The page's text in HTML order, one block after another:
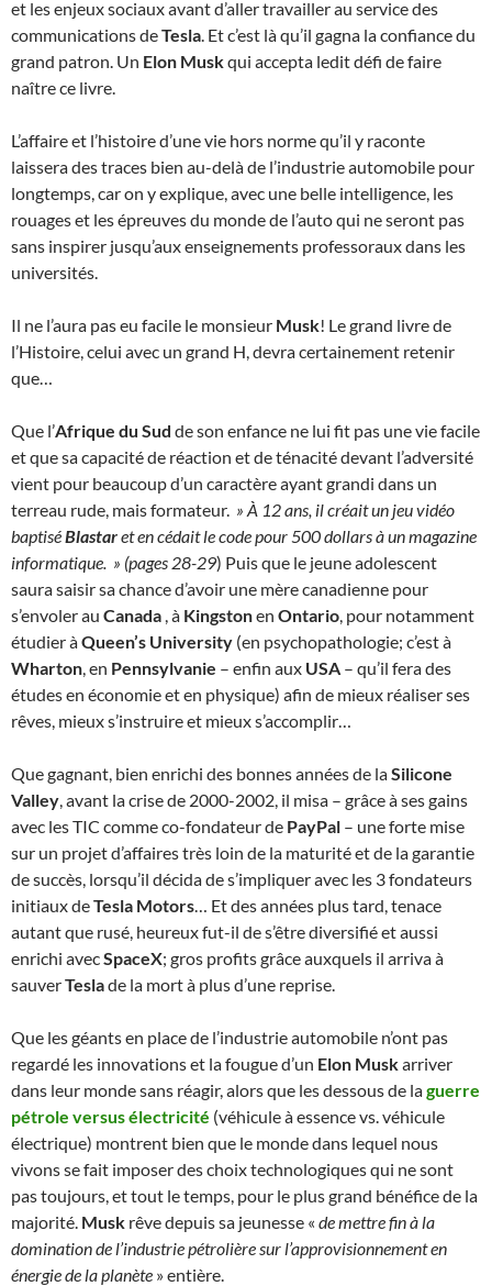
et les enjeux sociaux avant d’aller travailler au service des
communications deTesla. Et c’est là qu’il gagna la confiance du
grand patron. Un Elon Muskqui accepta ledit défi de faire
naître ce livre.
L’affaire et l’histoire d’une vie hors norme qu’il y raconte
laissera des traces bien au-delà de l’industrie automobile pour
longtemps, car on y explique, avec une belle intelligence, les
rouages et les épreuves du monde de l’auto qui ne seront pas
sans inspirer jusqu’aux enseignements professoraux dans les
universités.
Il ne l’aura pas eu facile le monsieur Musk! Le grand livre de
l’Histoire, celui avec un grand H, devra certainement retenir
que…
Que l’Afrique du Sud de son enfance ne lui fit pas une vie facile
et que sa capacité de réaction et de ténacité devant l’adversité
vient pour beaucoup d’un caractère ayant grandi dans un
terreau rude, mais formateur. » À 12 ans, il créait un jeu vidéo
baptiséBlastaret en cédait le code pour 500 dollars à un magazine
informatique. » (pages 28-29) Puis que le jeune adolescent
saura saisir sa chance d’avoir une mère canadienne pour
s’envoler au Canada , à Kingstonen Ontario, pour notamment
étudier àQueen’s University (en psychopathologie; c’est à
Wharton, en Pennsylvanie – enfin aux USA – qu’il fera des
études en économie et en physique) afin de mieux réaliser ses
rêves, mieux s’instruire et mieux s’accomplir…
Que gagnant, bien enrichi des bonnes années de laSilicone
Valley, avant la crise de 2000-2002, il misa – grâce à ses gains
avec les TIC comme co-fondateur de PayPal – une forte mise
sur un projet d’affaires très loin de la maturité et de la garantie
de succès, lorsqu’il décida de s’impliquer avec les 3 fondateurs
initiaux deTesla Motors… Et des années plus tard, tenace
autant que rusé, heureux fut-il de s’être diversifié et aussi
enrichi avecSpaceX; gros profits grâce auxquels il arriva à
sauverTeslade la mort à plus d’une reprise.
Que les géants en place de l’industrie automobile n’ont pas
regardé les innovations et la fougue d’un Elon Muskarriver
dans leur monde sans réagir, alors que les dessous de laguerre
pétrole versus électricité (véhicule à essence vs. véhicule
électrique) montrent bien que le monde dans lequel nous
vivons se fait imposer des choix technologiques qui ne sont
pas toujours, et tout le temps, pour le plus grand bénéfice de la
majorité. Musk rêve depuis sa jeunesse « de mettre fin à la
domination de l’industrie pétrolière sur l’approvisionnement en
énergie de la planète » entière.